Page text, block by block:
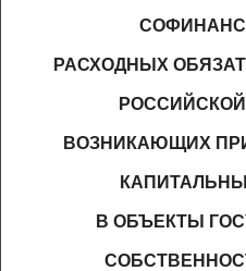
РАСХОДНЫХ
ВОЗНИКАЮЩИХ
В ОБЪЕКТЫ